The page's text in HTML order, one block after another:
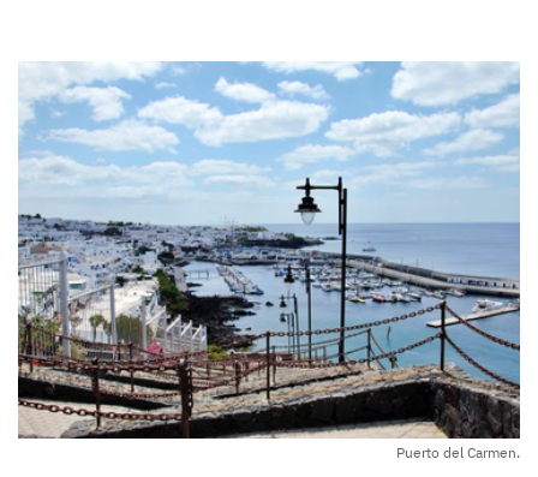
Puerto del Carmen.